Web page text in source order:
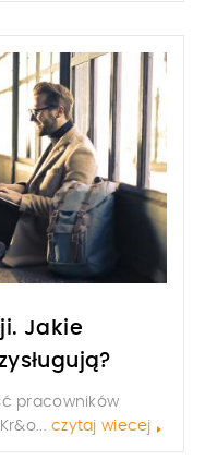
Jakie
pracowników
czytaj wiecej